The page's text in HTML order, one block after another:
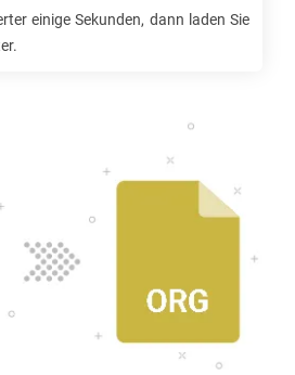
einige Sekunden, dann laden Sie